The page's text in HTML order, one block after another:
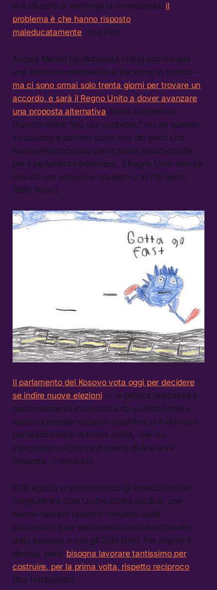
si è rifiutato di vendergli la Groenlandia, il
problema è che hanno risposto
maleducatamente. (the Hill)
Angela Merkel ha dichiarato che si può trovare
una soluzione alternativa al backstop in Irlanda —
ma ci sono ormai solo trenta giorni per trovare un
accordo, e sarà il Regno Unito a dover avanzare
una proposta alternativa. Boris Johnson ha
risposto che è “più che contento,” ma da quando
il backstop è emerso come uno dei punti che
hanno reso l’accordo per la Brexit inaccettabile
per il parlamento britannico, il Regno Unito non ha
trovato una soluzione alternativa in 218 giorni.
(BBC News)
Il parlamento del Kosovo vota oggi per decidere
se indire nuove elezioni — la politica nel paese è
particolarmente in burrasca da quando il mese
scorso il premier uscente Haradinaj si è dimesso
per testimoniare di fronte all’Aia, che sta
indagando sui crimini di guerra di fine anni
Novanta. (France24)
Il 20 agosto si sono conclusi gli esercizi militari
congiunti tra Stati Uniti e Corea del Sud, che
hanno causato l’arresto completo delle
discussioni sulla denuclearizzazione all’interno
della penisola e con gli Stati Uniti. Per riaprire il
dialogo, però, bisogna lavorare tantissimo per
costruire, per la prima volta, rispetto reciproco.
(the Hankyoreh)